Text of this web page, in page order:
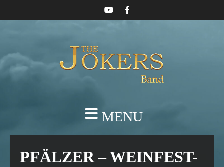
MENU
PFÄLZER – WEINFEST-